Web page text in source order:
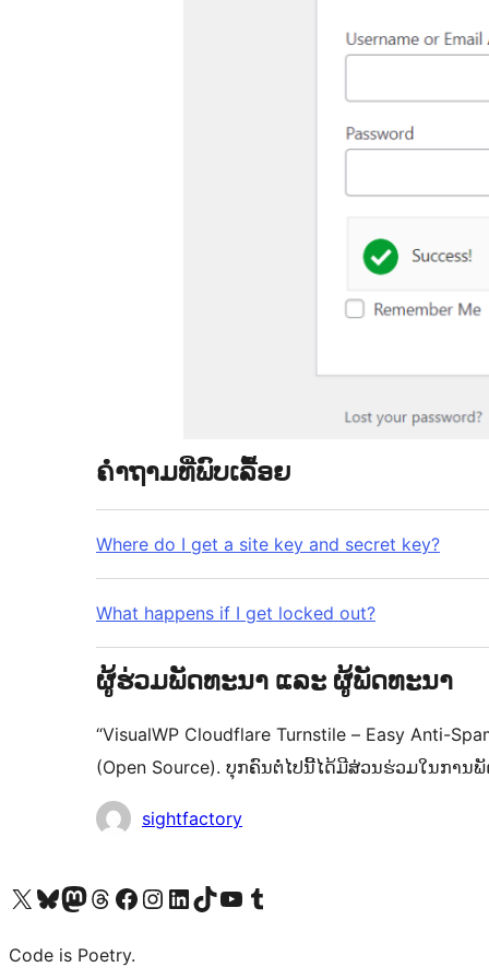
ຄຳຖາມທີ່ພົບເລື້ອຍ
Where do I get a site key and secret key?
What happens if I get locked out?
ຜູ້ຮ່ວມພັດທະນາ ແລະ ຜູ້ພັດທະນາ
“VisualWP Cloudflare Turnstile – Easy Anti-
(Open Source). ບຸກຄົນຕໍ່ໄປນີ້ໄດ້ມີສ່ວນຮ່ວມໃນການ
ຜູ້
sightfactory
ຢ້ຽມຊົມບັນຊີ X (ຊື່ເກົ່າ Twitter) ຂອງພວກເຮົາຢ້ຽມຊົມບັນຊີ Bluesky ຂອງພວກເຮົາຢ້ຽມຊົມບັນຊີ Mastodon ຂອງພວກເຮົາຢ້ຽມຊົມບັນຊີ Threads ຂອງພວກເຮົາຢ້ຽມຊົມໜ້າ Facebook ຂອງພວກເຮົາຢ້ຽມຊົມບັນຊີ Instagram ຂອງພວກເຮົາຢ້ຽມຊົມບັນຊີ LinkedIn ຂອງພວກເຮົາຢ້ຽມຊົມບັນຊີ TikTok ຂອງພວກເຮົາຢ້ຽມຊົມຊ່ອງ YouTube ຂອງພວກເຮົາຢ້ຽມຊົມບັນຊີ Tumblr ຂອງພວກເຮົາ
Code is Poetry.